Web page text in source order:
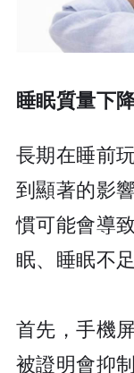
睡眠質量下
長期在睡前
到顯著的影
慣可能會導
眠、睡眠不
首先，手機
被證明會抑